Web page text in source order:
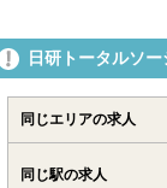
日研トータルソ
同じエリアの求人
同じ駅の求人